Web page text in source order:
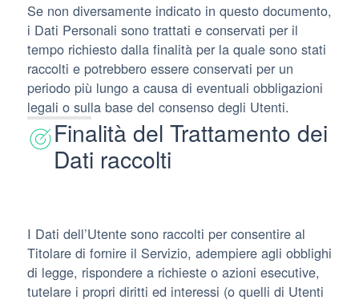
Se non diversamente indicato in questo documento,
i Dati Personali sono trattati e conservati per il
tempo richiesto dalla finalità per la quale sono stati
raccolti e potrebbero essere conservati per un
periodo più lungo a causa di eventuali obbligazioni
legali o sulla base del consenso degli Utenti.
Finalità del Trattamento dei
Dati raccolti
I Dati dell’Utente sono raccolti per consentire al
Titolare di fornire il Servizio, adempiere agli obblighi
di legge, rispondere a richieste o azioni esecutive,
tutelare i propri diritti ed interessi (o quelli di Utenti